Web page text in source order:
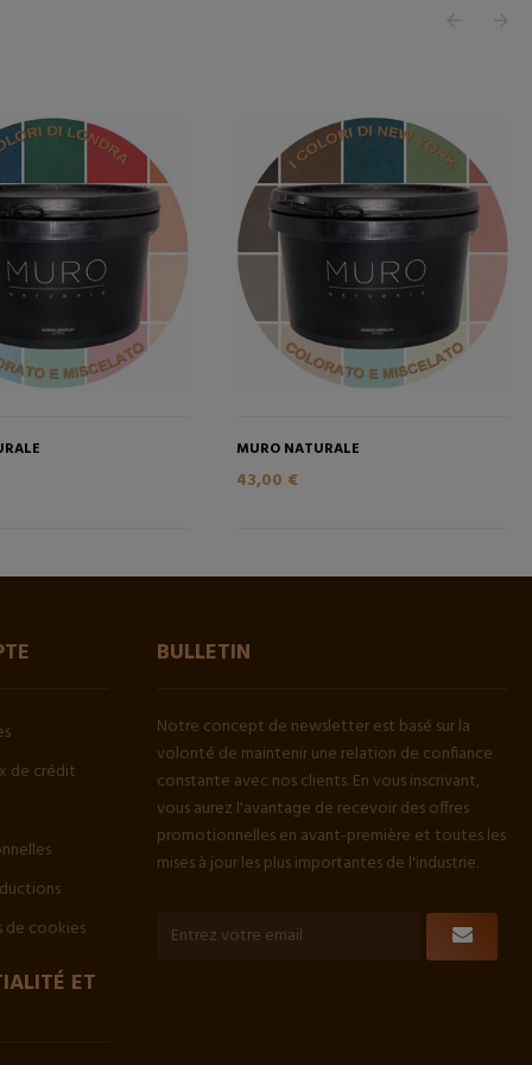
MURO NATURALE
43,00 €
de crédit
de cookies
ET
BULLETIN
Notre concept de newsletter est basé sur la
volonté de maintenir une relation de confiance
constante avec nos clients. En vous inscrivant,
vous aurez l'avantage de recevoir des offres
promotionnelles en avant-première et toutes les
mises à jour les plus importantes de l'industrie.